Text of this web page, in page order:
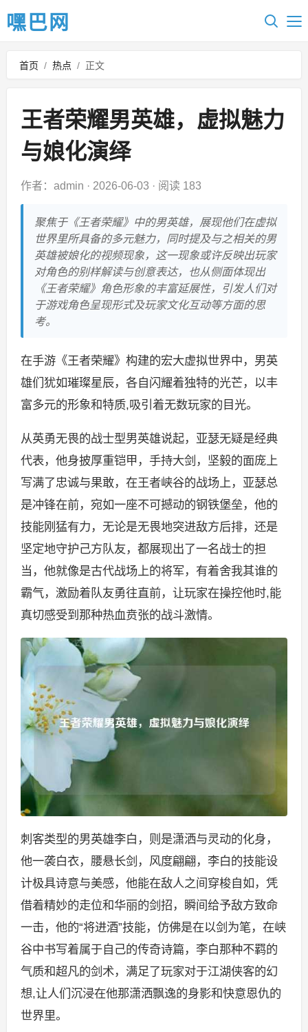
嘿巴网
首页 / 热点 / 正文
王者荣耀男英雄，虚拟魅力
与娘化演绎
作者：admin · 2026-06-03 · 阅读 183
聚焦于《王者荣耀》中的男英雄，展现他们在虚拟
世界里所具备的多元魅力，同时提及与之相关的男
英雄被娘化的视频现象，这一现象或许反映出玩家
对角色的别样解读与创意表达，也从侧面体现出
《王者荣耀》角色形象的丰富延展性，引发人们对
于游戏角色呈现形式及玩家文化互动等方面的思
考。
在手游《王者荣耀》构建的宏大虚拟世界中，男英
雄们犹如璀璨星辰，各自闪耀着独特的光芒，以丰
富多元的形象和特质,吸引着无数玩家的目光。
从英勇无畏的战士型男英雄说起，亚瑟无疑是经典
代表，他身披厚重铠甲，手持大剑，坚毅的面庞上
写满了忠诚与果敢，在王者峡谷的战场上，亚瑟总
是冲锋在前，宛如一座不可撼动的钢铁堡垒，他的
技能刚猛有力，无论是无畏地突进敌方后排，还是
坚定地守护己方队友，都展现出了一名战士的担
当，他就像是古代战场上的将军，有着舍我其谁的
霸气，激励着队友勇往直前，让玩家在操控他时,能
真切感受到那种热血贲张的战斗激情。
刺客类型的男英雄李白，则是潇洒与灵动的化身，
他一袭白衣，腰悬长剑，风度翩翩，李白的技能设
计极具诗意与美感，他能在敌人之间穿梭自如，凭
借着精妙的走位和华丽的剑招，瞬间给予敌方致命
一击，他的“将进酒”技能，仿佛是在以剑为笔，在峡
谷中书写着属于自己的传奇诗篇，李白那种不羁的
气质和超凡的剑术，满足了玩家对于江湖侠客的幻
想,让人们沉浸在他那潇洒飘逸的身影和快意恩仇的
世界里。